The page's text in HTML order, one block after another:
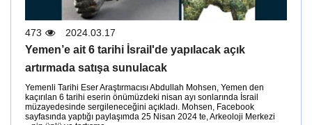
2024.03.17
473
Yemen’e ait 6 tarihi İsrail'de yapılacak açık
artırmada satışa sunulacak
Yemenli Tarihi Eser Araştırmacısı Abdullah Mohsen, Yemen den
kaçırılan 6 tarihi eserin önümüzdeki nisan ayı sonlarında İsrail
müzayedesinde sergileneceğini açıkladı. Mohsen, Facebook
sayfasında yaptığı paylaşımda 25 Nisan 2024 te, Arkeoloji Merkezi